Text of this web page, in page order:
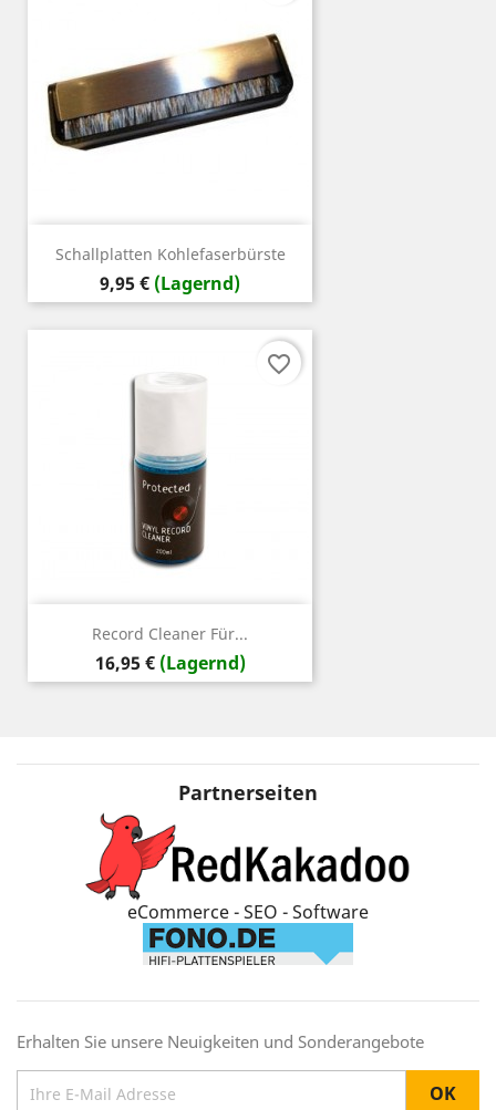
Schallplatten Kohlefaserbürste
Preis
9,95 € (Lagernd)
Record Cleaner Für...
Preis
16,95 € (Lagernd)
favorite_border
Partnerseiten
eCommerce - SEO - Software
Erhalten Sie unsere Neuigkeiten und Sonderangebote